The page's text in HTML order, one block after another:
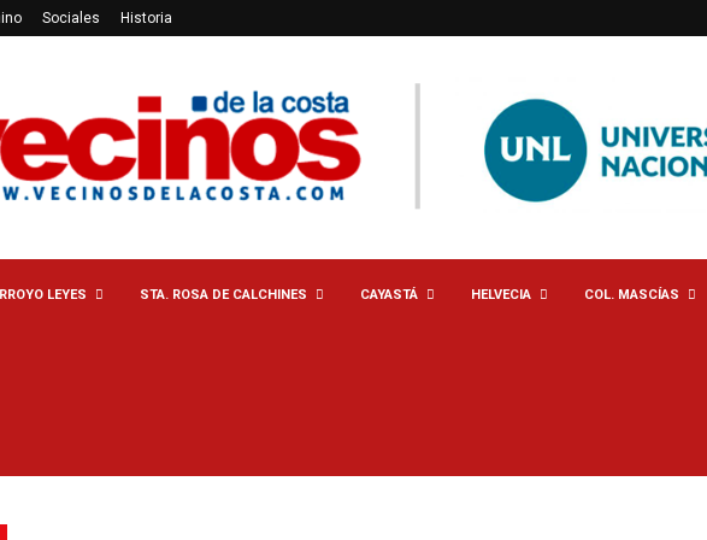
Sociales Historia
LEYES STA. ROSA DE CALCHINES CAYASTÁ HELVECIA COL. MASCÍAS